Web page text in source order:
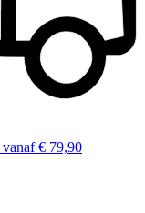
vanaf € 79,90